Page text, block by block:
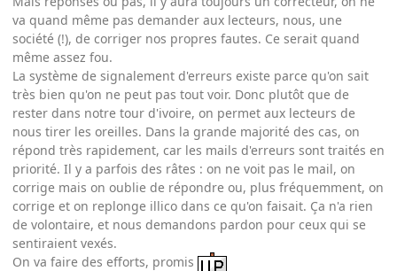
va quand même pas demander aux lecteurs, nous, une
société (!), de corriger nos propres fautes. Ce serait quand
même assez fou.
La système de signalement d'erreurs existe parce qu'on sait
très bien qu'on ne peut pas tout voir. Donc plutôt que de
rester dans notre tour d'ivoire, on permet aux lecteurs de
nous tirer les oreilles. Dans la grande majorité des cas, on
répond très rapidement, car les mails d'erreurs sont traités en
priorité. Il y a parfois des râtes : on ne voit pas le mail, on
corrige mais on oublie de répondre ou, plus fréquemment, on
corrige et on replonge illico dans ce qu'on faisait. Ça n'a rien
de volontaire, et nous demandons pardon pour ceux qui se
sentiraient vexés.
On va faire des efforts, promis